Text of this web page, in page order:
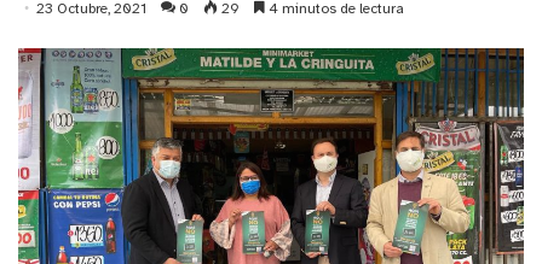
23 Octubre, 2021 0 29 4 minutos de lectura